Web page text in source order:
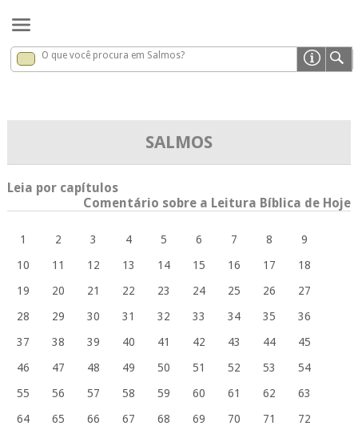
Salmos x
O que você procura em Salmos?
SALMOS
Leia por capítulos
Comentário sobre a Leitura Bíblica de Hoje
1 2 3 4 5 6 7 8
9
10
11 12 13 14 15 16 17
18
19
20 21 22 23 24 25 26
27
28
29 30 31 32 33 34 35
36
37
38 39 40 41 42 43 44
45
46
47 48 49 50 51 52 53
54
55
56 57 58 59 60 61 62
63
64
65 66 67 68 69 70 71
72